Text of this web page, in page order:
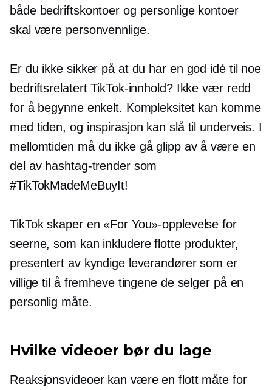
både bedriftskontoer og personlige kontoer
skal være personvennlige.
Er du ikke sikker på at du har en god idé til noe
bedriftsrelatert TikTok-innhold? Ikke vær redd
for å begynne enkelt. Kompleksitet kan komme
med tiden, og inspirasjon kan slå til underveis. I
mellomtiden må du ikke gå glipp av å være en
del av hashtag-trender som
#TikTokMadeMeBuyIt!
TikTok skaper en «For You»-opplevelse for
seerne, som kan inkludere flotte produkter,
presentert av kyndige leverandører som er
villige til å fremheve tingene de selger på en
personlig måte.
Hvilke videoer bør du lage
Reaksjonsvideoer kan være en flott måte for